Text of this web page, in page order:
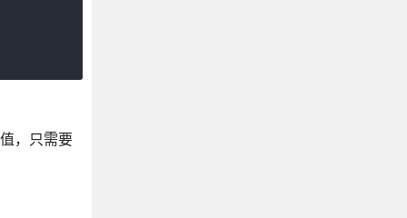
，只需要